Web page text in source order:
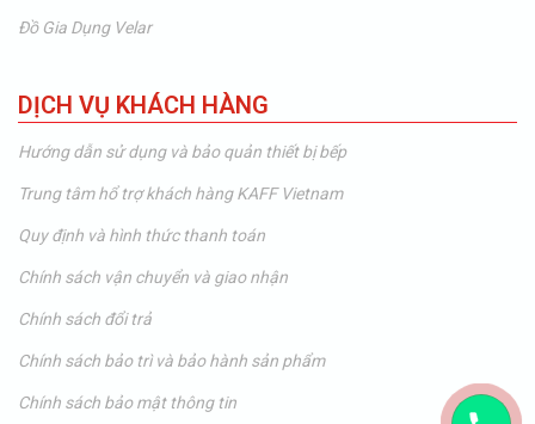
Đồ Gia Dụng Velar
DỊCH VỤ KHÁCH HÀNG
Hướng dẫn sử dụng và bảo quản thiết bị bếp
Trung tâm hổ trợ khách hàng KAFF Vietnam
Quy định và hình thức thanh toán
Chính sách vận chuyển và giao nhận
Chính sách đổi trả
Chính sách bảo trì và bảo hành sản phẩm
Chính sách bảo mật thông tin